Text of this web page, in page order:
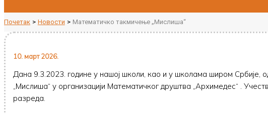
Почетак Новости Математичко такмичење „Мислиша“
10. март 2026.
Дана 9.3.2023. године у нашој школи, као и у школама широм Србије,
„Мислиша“ у организацији Математичког друштва „Архимедес“ .
разреда.